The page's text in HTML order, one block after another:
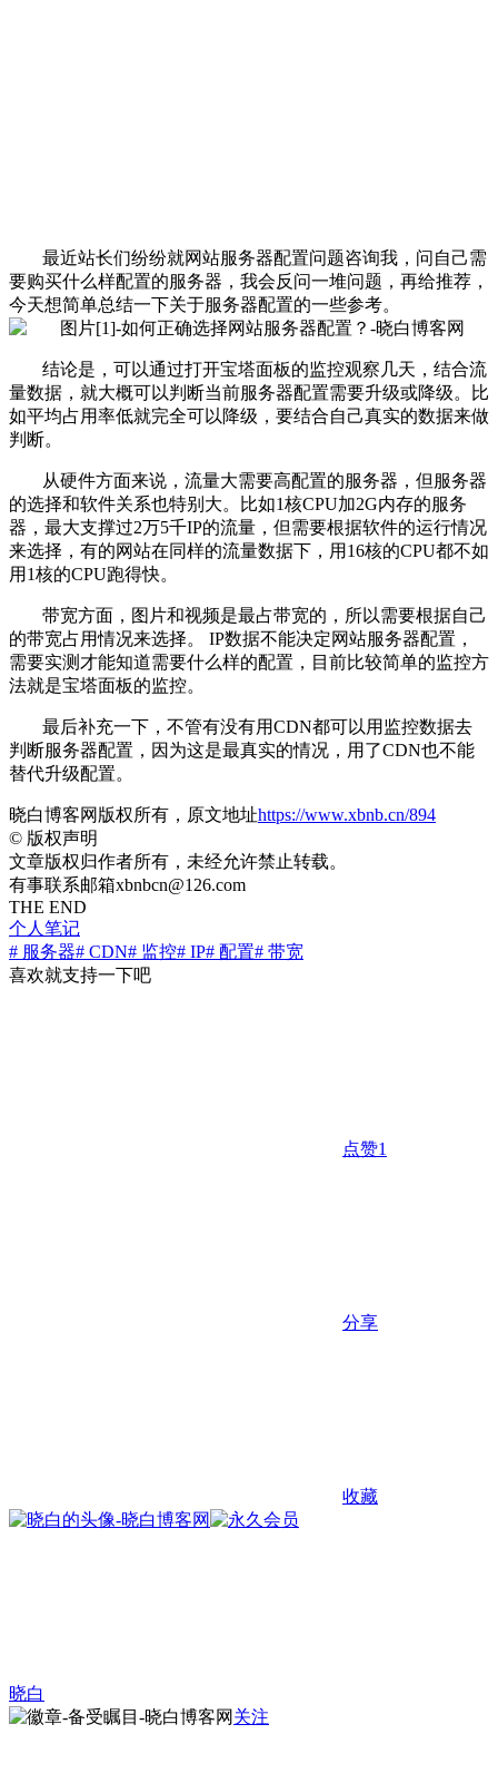
最近站长们纷纷就网站服务器配置问题咨询我，问自己需
要购买什么样配置的服务器，我会反问一堆问题，再给推荐，
今天想简单总结一下关于服务器配置的一些参考。
结论是，可以通过打开宝塔面板的监控观察几天，结合流
量数据，就大概可以判断当前服务器配置需要升级或降级。比
如平均占用率低就完全可以降级，要结合自己真实的数据来做
判断。
从硬件方面来说，流量大需要高配置的服务器，但服务器
的选择和软件关系也特别大。比如1核CPU加2G内存的服务
器，最大支撑过2万5千IP的流量，但需要根据软件的运行情况
来选择，有的网站在同样的流量数据下，用16核的CPU都不如
用1核的CPU跑得快。
带宽方面，图片和视频是最占带宽的，所以需要根据自己
的带宽占用情况来选择。 IP数据不能决定网站服务器配置，
需要实测才能知道需要什么样的配置，目前比较简单的监控方
法就是宝塔面板的监控。
最后补充一下，不管有没有用CDN都可以用监控数据去
判断服务器配置，因为这是最真实的情况，用了CDN也不能
替代升级配置。
晓白博客网版权所有，原文地址https://www.xbnb.cn/894
© 版权声明
文章版权归作者所有，未经允许禁止转载。
有事联系邮箱xbnbcn@126.com
THE END
个人笔记
# 服务器# CDN# 监控# IP# 配置# 带宽
喜欢就支持一下吧
点赞1
分享
收藏
晓白
关注